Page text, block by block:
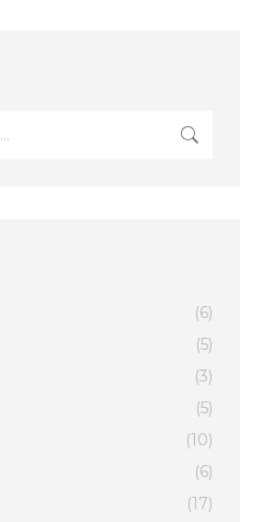
(6)
(5)
(3)
(5)
(10)
(6)
(17)